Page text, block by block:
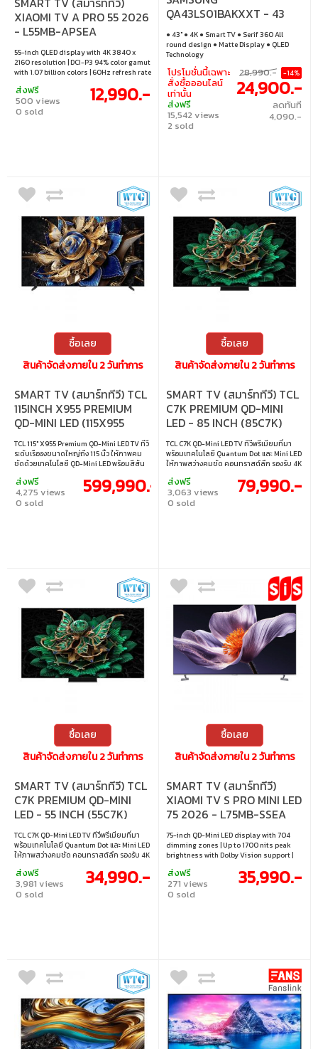
XIAOMI TV A PRO 55 2026
- L55MB-APSEA
55-inch QLED display with 4K 3840 x
2160 resolution | DCI-P3 94% color gamut
with 1.07 billion colors | 60Hz refresh rate
120Hz | Supports HDR10+, HLG, Filmmaker,
Dolby Audio and DTS:X | Google TV with 2
x 10W Speaker, 3 x HDMI and 1 x USB 2.0
ส่งฟรี
500 views
0 sold
12,990.-
QA43LS01BAKXXT - 43
INCH THE SERIF QLED
2022
● 43" ● 4K ● Smart TV ● Serif 360 All
round design ● Matte Display ● QLED
Technology
โปรโมชั่นนี้เฉพาะ
สั่งซื้อออนไลน์
เท่านั้น
ส่งฟรี
15,542 views
2 sold
28,990.- -14%
24,900.-
ลดทันที
4,090.-
ซื้อเลย
สินค้าจัดส่งภายใน 2 วันทำการ
SMART TV (สมาร์ททีวี) TCL
115INCH X955 PREMIUM
QD-MINI LED (115X955
MAX)
TCL 115" X955 Premium QD-Mini LED TV ทีวี
ระดับเรือธงขนาดใหญ่ถึง 115 นิ้ว ให้ภาพคม
ชัดด้วยเทคโนโลยี QD-Mini LED พร้อมสีสัน
ระบบเสียงระดับพรีเมียม มอบประสบการณ์
ความบันเทิงที่เหนือระดับ • ขนาดจอ : 115 นิ้ว •
ประเภทจอ : VA • ความละเอียด : 3840×2160 •
ส่งฟรี
4,275 views
0 sold
599,990.-
ซื้อเลย
สินค้าจัดส่งภายใน 2 วันทำการ
SMART TV (สมาร์ททีวี) TCL
C7K PREMIUM QD-MINI
LED - 85 INCH (85C7K)
TCL C7K QD-Mini LED TV ทีวีพรีเมียมที่มา
พร้อมเทคโนโลยี Quantum Dot และ Mini LED
ให้ภาพสว่างคมชัด คอนทราสต์ลึก รองรับ 4K
และเล่นเกมอย่างลื่นไหล • ขนาดจอ : 85 นิ้ว •
ประเภทจอ : VA • ความละเอียด : 3840×2160 •
รีเฟรชเรท : MEMC (120 Hz), VRR
ส่งฟรี
3,063 views
0 sold
79,990.-
ซื้อเลย
สินค้าจัดส่งภายใน 2 วันทำการ
SMART TV (สมาร์ททีวี) TCL
C7K PREMIUM QD-MINI
LED - 55 INCH (55C7K)
TCL C7K QD-Mini LED TV ทีวีพรีเมียมที่มา
พร้อมเทคโนโลยี Quantum Dot และ Mini LED
ให้ภาพสว่างคมชัด คอนทราสต์ลึก รองรับ 4K
และเล่นเกมอย่างลื่นไหล • ขนาดจอ : 55 นิ้ว •
ประเภทจอ : VA • ความละเอียด : 3840×2160 •
รีเฟรชเรท : MEMC (120 Hz), VRR
ส่งฟรี
3,981 views
0 sold
34,990.-
ซื้อเลย
สินค้าจัดส่งภายใน 2 วันทำการ
SMART TV (สมาร์ททีวี)
XIAOMI TV S PRO MINI LED
75 2026 - L75MB-SSEA
75-inch QD-Mini LED display with 704
dimming zones | Up to 1700 nits peak
brightness with Dolby Vision support |
288Hz and VRR | Supports Dolby Atmos,
DTS:X and Harman AudioEFX | Google TV
with Google Assistant, Google Cast and
ส่งฟรี
271 views
0 sold
35,990.-